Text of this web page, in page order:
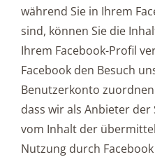
während Sie in Ihrem
sind, können Sie die
Ihrem Facebook-Profil
Facebook den Besuch
Benutzerkonto
dass wir als Anbieter der
vom Inhalt der
Nutzung durch